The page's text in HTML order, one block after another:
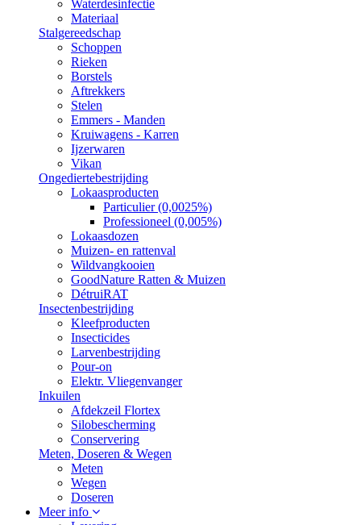
Waterdesinfectie
Materiaal
Stalgereedschap
Schoppen
Rieken
Borstels
Aftrekkers
Stelen
Emmers - Manden
Kruiwagens - Karren
Ijzerwaren
Vikan
Ongediertebestrijding
Lokaasproducten
Particulier (0,0025%)
Professioneel (0,005%)
Lokaasdozen
Muizen- en rattenval
Wildvangkooien
GoodNature Ratten & Muizen
DétruiRAT
Insectenbestrijding
Kleefproducten
Insecticides
Larvenbestrijding
Pour-on
Elektr. Vliegenvanger
Inkuilen
Afdekzeil Flortex
Silobescherming
Conservering
Meten, Doseren & Wegen
Meten
Wegen
Doseren
Meer info